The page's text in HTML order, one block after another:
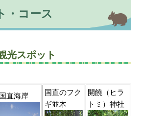
・コース
光スポット
国直海岸
国直のフク
ギ並木
開饒（ヒラ
トミ）神社